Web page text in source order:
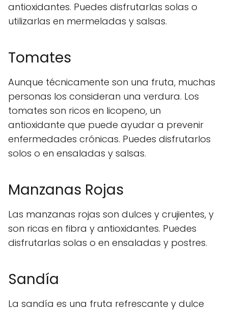
antioxidantes. Puedes disfrutarlas solas o
utilizarlas en mermeladas y salsas.
Tomates
Aunque técnicamente son una fruta, muchas
personas los consideran una verdura. Los
tomates son ricos en licopeno, un
antioxidante que puede ayudar a prevenir
enfermedades crónicas. Puedes disfrutarlos
solos o en ensaladas y salsas.
Manzanas Rojas
Las manzanas rojas son dulces y crujientes, y
son ricas en fibra y antioxidantes. Puedes
disfrutarlas solas o en ensaladas y postres.
Sandía
La sandía es una fruta refrescante y dulce